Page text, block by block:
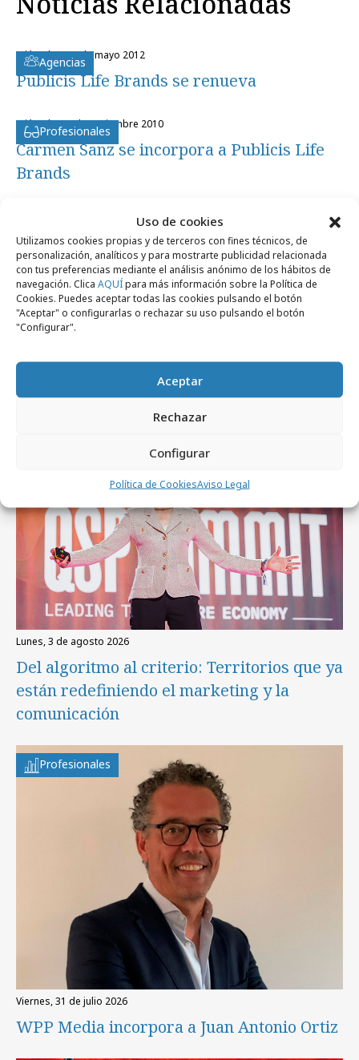
Uso de cookies
Utilizamos cookies propias y de terceros con fines técnicos, de
personalización, analíticos y para mostrarte publicidad relacionada
con tus preferencias mediante el análisis anónimo de los hábitos de
navegación. Clica AQUÍpara más información sobre la Política de
Cookies. Puedes aceptar todas las cookies pulsando el botón
"Aceptar" o configurarlas o rechazar su uso pulsando el botón
"Configurar".
Aceptar
Rechazar
Configurar
Política de CookiesAviso Legal
Agencias
miércoles, 16 de mayo 2012
Publicis Life Brands se renueva
Profesionales
miércoles, 3 de noviembre 2010
Carmen Sanz se incorpora a Publicis Life
Brands
martes, 2 de diciembre 2008
Juan Miguel Vicente se incorpora a
Publicis Life Brands
Artículos recientes
lunes, 3 de agosto 2026
Del algoritmo al criterio: Territorios que ya
están redefiniendo el marketing y la
comunicación
Profesionales
viernes, 31 de julio 2026
WPP Media incorpora a Juan Antonio Ortiz